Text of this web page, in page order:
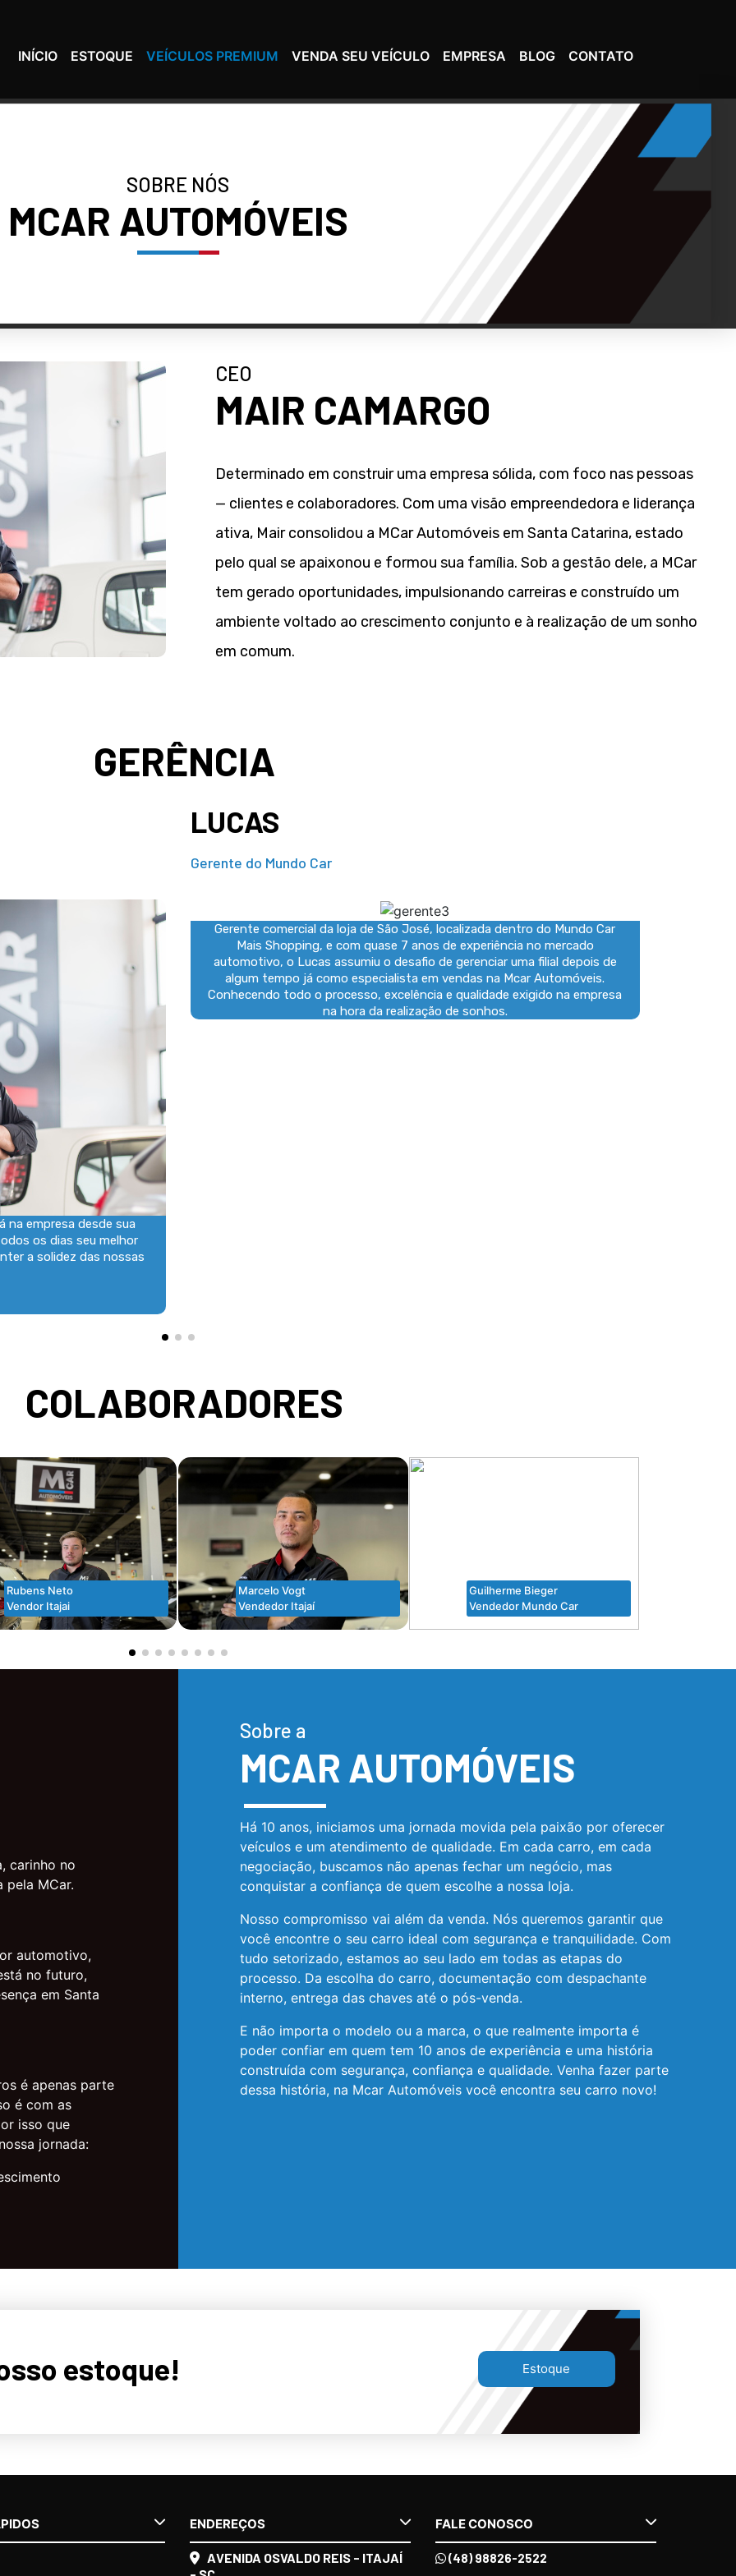
INÍCIO ESTOQUE VEÍCULOS PREMIUM VENDA SEU VEÍCULO EMPRESA BLOG CONTATO
SOBRE NÓS
MCAR AUTOMÓVEIS
CEO
MAIR CAMARGO
Determinado em construir uma empresa sólida, com foco nas pessoas
— clientes e colaboradores. Com uma visão empreendedora e liderança
ativa, Mair consolidou a MCar Automóveis em Santa Catarina, estado
pelo qual se apaixonou e formou sua família. Sob a gestão dele, a MCar
tem gerado oportunidades, impulsionando carreiras e construído um
ambiente voltado ao crescimento conjunto e à realização de um sonho
em comum.
GERÊNCIA
na empresa desde sua
os dias seu melhor
a solidez das nossas
LUCAS
Gerente do Mundo Car
Gerente comercial da loja de São José, localizada dentro do Mundo Car
Mais Shopping, e com quase 7 anos de experiência no mercado
automotivo, o Lucas assumiu o desafio de gerenciar uma filial depois de
algum tempo já como especialista em vendas na Mcar Automóveis.
Conhecendo todo o processo, excelência e qualidade exigido na empresa
na hora da realização de sonhos.
COLABORADORES
Rubens Neto
Vendor Itajai
Marcelo Vogt
Vendedor Itajaí
Guilherme Bieger
Vendedor Mundo Car
carinho no
pela MCar.
automotivo,
no futuro,
em Santa
é apenas parte
é com as
isso que
jornada:
Sobre a
MCAR AUTOMÓVEIS
Há 10 anos, iniciamos uma jornada movida pela paixão por oferecer
veículos e um atendimento de qualidade. Em cada carro, em cada
negociação, buscamos não apenas fechar um negócio, mas
conquistar a confiança de quem escolhe a nossa loja.
Nosso compromisso vai além da venda. Nós queremos garantir que
você encontre o seu carro ideal com segurança e tranquilidade. Com
tudo setorizado, estamos ao seu lado em todas as etapas do
processo. Da escolha do carro, documentação com despachante
interno, entrega das chaves até o pós-venda.
E não importa o modelo ou a marca, o que realmente importa é
poder confiar em quem tem 10 anos de experiência e uma história
construída com segurança, confiança e qualidade. Venha fazer parte
dessa história, na Mcar Automóveis você encontra seu carro novo!
estoque! Estoque
ENDEREÇOS
AVENIDA OSVALDO REIS - ITAJAÍ
FALE CONOSCO
(48) 98826-2522